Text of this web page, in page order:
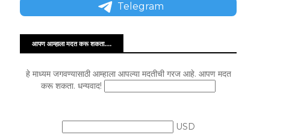
Telegram
आपण आम्हाला मदत करू शकता....
हे माध्यम जगवण्यासाठी आम्हाला आपल्या मदतीची गरज आहे. आपण मदत
करू शकता. धन्यवाद!
USD